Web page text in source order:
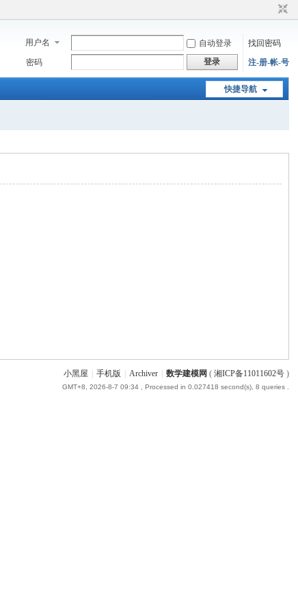
用户名 自动登录
找回密码
密码
登录 注-册-帐-号
快捷导航
小黑屋 手机版 Archiver 数学建模网 ( 湘ICP备11011602号)
GMT+8, 2026-8-7 09:34, Processed in 0.027418 second(s), 8 queries .